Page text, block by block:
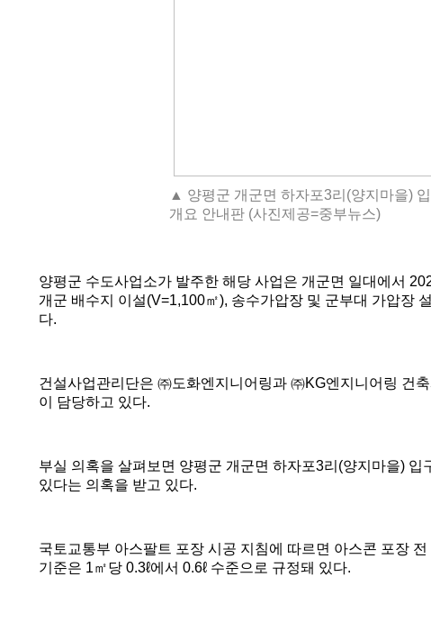
▲ 양평군 개군면 하자포3리(양지마을)
개요 안내판 (사진제공=중부뉴스)
양평군 수도사업소가 발주한 해당 사업은 개군면 일대에서
개군 배수지 이설(V=1,100㎡), 송수가압장 및 군부대 가압장 설
다.
건설사업관리단은 ㈜도화엔지니어링과 ㈜KG엔지니어링 건
이 담당하고 있다.
부실 의혹을 살펴보면 양평군 개군면 하자포3리 (양지마을) 입
있다는 의혹을 받고 있다.
국토교통부 아스팔트 포장 시공 지침에 따르면 아스콘 포장 전
기준은 1㎡당 0.3ℓ에서 0.6ℓ 수준으로 규정돼 있다.